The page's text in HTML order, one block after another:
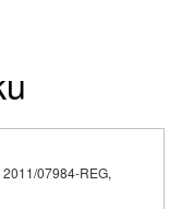
2011/07984-REG,